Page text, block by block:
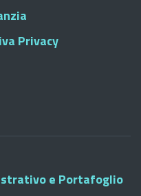
Privacy
e Portafoglio